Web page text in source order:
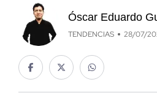
Óscar Eduardo
TENDENCIAS 28/07/